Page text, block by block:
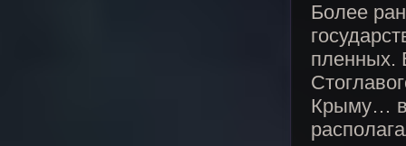
Более
пленных.
Крыму…